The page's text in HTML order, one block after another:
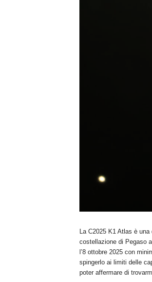
La C2025 K1 Atlas è
costellazione di Pegaso
l’8 ottobre 2025 con
spingerlo ai limiti delle
poter affermare di